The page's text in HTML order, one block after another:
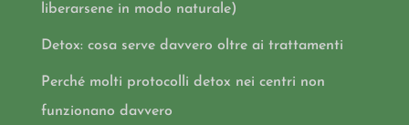
liberarsene in modo naturale)
Detox: cosa serve davvero oltre ai trattamenti
Perché molti protocolli detox nei centri non
funzionano davvero